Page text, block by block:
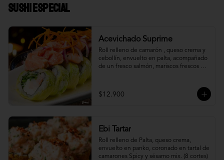
Sushi Especial
Acevichado Suprime
Roll relleno de camarón , queso crema y
cebollín, envuelto en palta, acompañado
de un fresco salmón, mariscos frescos en
$12.900
Ebi Tartar
Roll relleno de Palta, queso crema,
envuelto en panko, coronado en tartal de
camarones Spicy y sésamo mix. (8 cortes)